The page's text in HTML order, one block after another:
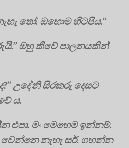
තෝ. ඔහොම හිටපිය.’’
ඔහු කීවේ පාලනයකින්
උදේනි සිරකරු දෙසට
ය.
එපා. මං මෙහෙම ඉන්නම්.
නැහැ සර්. ගහන්න